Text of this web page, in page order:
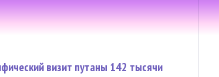
визит путаны 142 тысячи